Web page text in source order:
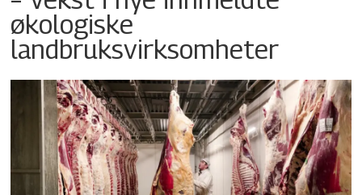
økologiske
landbruksvirksomheter